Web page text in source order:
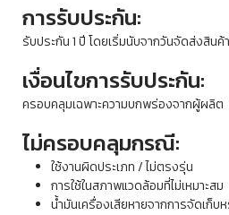
การรับประกัน:
รับประกัน 1 ปี โดยเริ่มนับจากวันจัดส่งสินค้า
เงื่อนไขการรับประกัน:
ครอบคลุมเฉพาะความบกพร่องจากผู้ผลิต
ไม่ครอบคลุมกรณี:
ใช้งานผิดประเภท / ไม่ตรงรุ่น
การใช้ในสภาพแวดล้อมที่ไม่เหมาะสม
น้ำมันเครื่องเสียหายจากการจัดเก็บ